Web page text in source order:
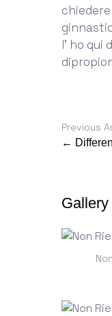
l' ho qui
Previous
←
Gallery